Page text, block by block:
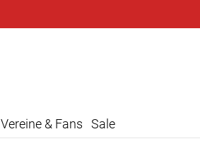
Vereine & Fans Sale